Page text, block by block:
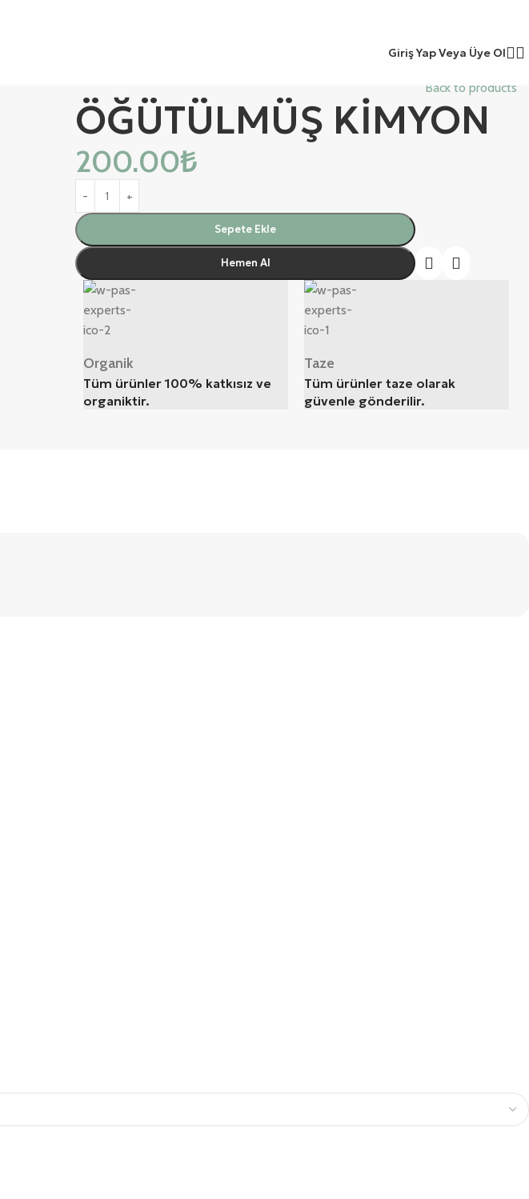
Giriş Yap Veya Üye Ol
Back to products
ÖĞÜTÜLMÜŞ KİMYON
200.00₺
Sepete Ekle
Hemen Al
Organik
Tüm ürünler 100% katkısız ve
organiktir.
Taze
Tüm ürünler taze olarak
güvenle gönderilir.